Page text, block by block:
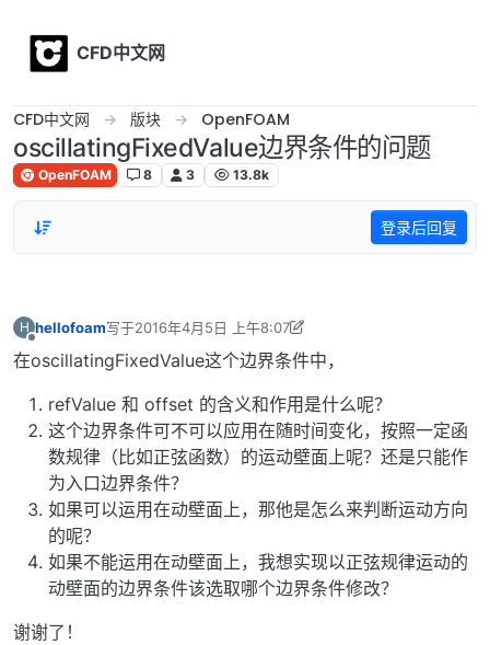
CFD中文网
CFD中文网 版块 OpenFOAM
oscillatingFixedValue边界条件的问题
OpenFOAM 8 3 13.8k
登录后回复
H hellofoam写于2016年4月5日 上午8:07
最后由 hellofoam 编辑 2016年4月5日 下午4:07
在oscillatingFixedValue这个边界条件中，
refValue 和 offset 的含义和作用是什么呢？
这个边界条件可不可以应用在随时间变化，按照一定函
数规律（比如正弦函数）的运动壁面上呢？还是只能作
为入口边界条件？
如果可以运用在动壁面上，那他是怎么来判断运动方向
的呢？
如果不能运用在动壁面上，我想实现以正弦规律运动的
动壁面的边界条件该选取哪个边界条件修改？
谢谢了！